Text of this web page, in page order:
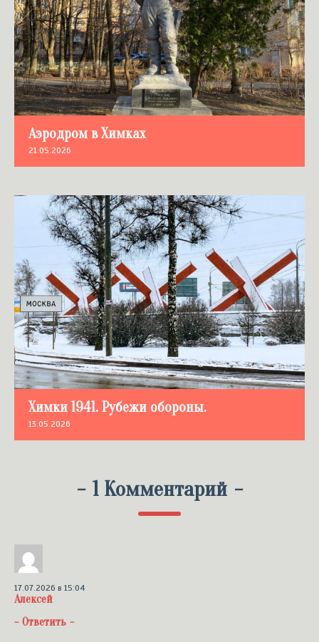
Аэродром в Химках
21.05.2026
Химки 1941. Рубежи обороны.
13.05.2026
- 1 Комментарий -
17.07.2026 в 15:04
Алексей
- Ответить -